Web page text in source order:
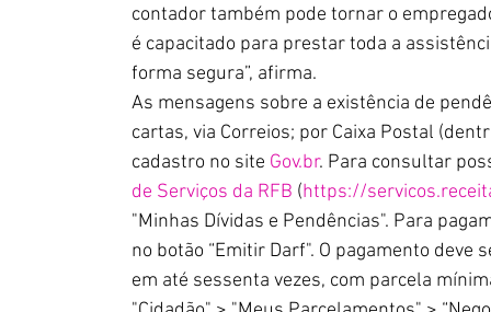
contador também pode tornar o
é capacitado para prestar toda a
forma segura”, afirma.
As mensagens sobre a existência de
cartas, via Correios; por Caixa Postal
cadastro no site Gov.br. Para consultar
de Serviços da RFB (https://
"Minhas Dívidas e Pendências". Para
no botão “Emitir Darf". O pagamento
em até sessenta vezes, com parcela